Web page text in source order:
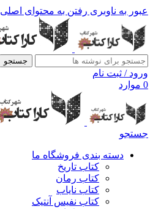
عبور به ناوبری رفتن به محتوای اصلی
جستجو
ورود / ثبت نام
0 موارد
جستجو
دسته بندی فروشگاه ما
کتاب تاریخ
کتاب رمان
کتاب نایاب
کتاب نفیس آنتیک